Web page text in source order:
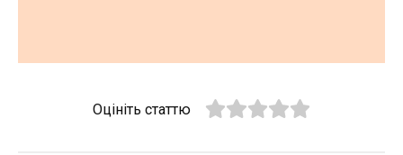
Оцініть статтю